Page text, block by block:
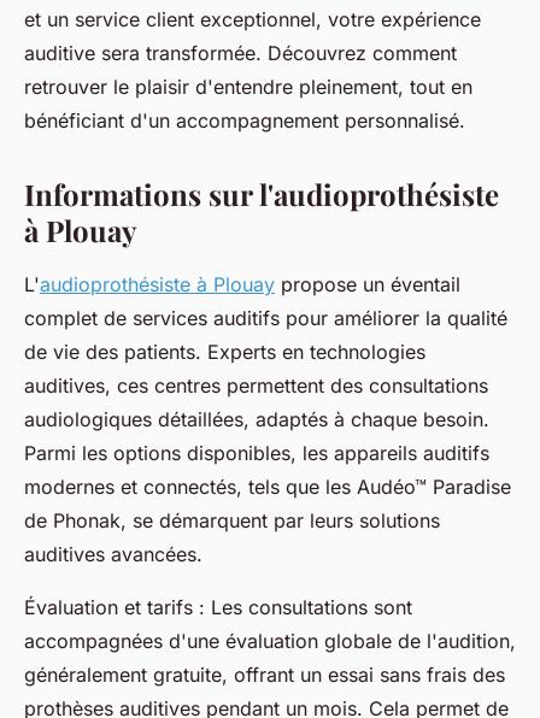
et un service client exceptionnel, votre expérience
auditive sera transformée. Découvrez comment
retrouver le plaisir d'entendre pleinement, tout en
bénéficiant d'un accompagnement personnalisé.
Informations sur l'audioprothésiste
à Plouay
L'audioprothésiste à Plouay propose un éventail
complet de services auditifs pour améliorer la qualité
de vie des patients. Experts en technologies
auditives, ces centres permettent des consultations
audiologiques détaillées, adaptés à chaque besoin.
Parmi les options disponibles, les appareils auditifs
modernes et connectés, tels que les Audéo™ Paradise
de Phonak, se démarquent par leurs solutions
auditives avancées.
Évaluation et tarifs : Les consultations sont
accompagnées d'une évaluation globale de l'audition,
généralement gratuite, offrant un essai sans frais des
prothèses auditives pendant un mois. Cela permet de